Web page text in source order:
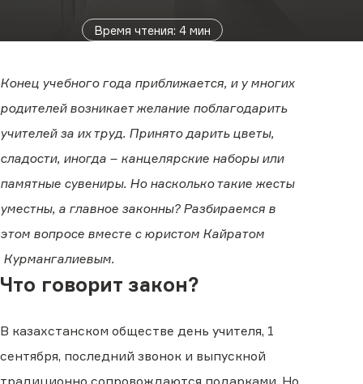
Время чтения: 4мин
Конец учебного года приближается, и у многих
родителей возникает желание поблагодарить
учителей за их труд. Принято дарить цветы,
сладости, иногда – канцелярские наборы или
памятные сувениры. Но насколько такие жесты
уместны, а главное законны? Разбираемся в
этом вопросе вместе с юристом Кайратом
Курмангалиевым.
Что говорит закон?
В казахстанском обществе день учителя, 1
сентября, последний звонок и выпускной